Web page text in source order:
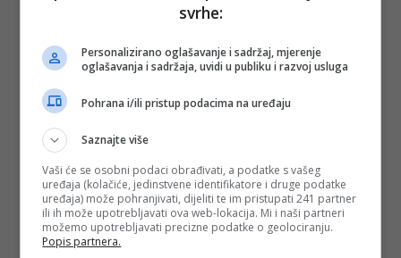
#vakcinacija #imunizacija #cjepivo
vakcina
#mrr
boginje
#zaušnjaci
#epidemija
#dom zdravlja saraj polje
#zavod
za javno zdravstvo ks
svrhe:
Personalizirano oglašavanje i sadržaj, mjerenje
oglašavanja i sadržaja, uvidi u publiku i razvoj usluga
Pohrana i/ili pristup podacima na uređaju
Saznajte više
Vaši će se osobni podaci obrađivati, a podatke s vašeg
uređaja (kolačiće, jedinstvene identifikatore i druge podatke
uređaja) može pohranjivati, dijeliti te im pristupati 241 partner
ili ih može upotrebljavati ova web-lokacija. Mi i naši partneri
možemo upotrebljavati precizne podatke o geolociranju.
Popis partnera.